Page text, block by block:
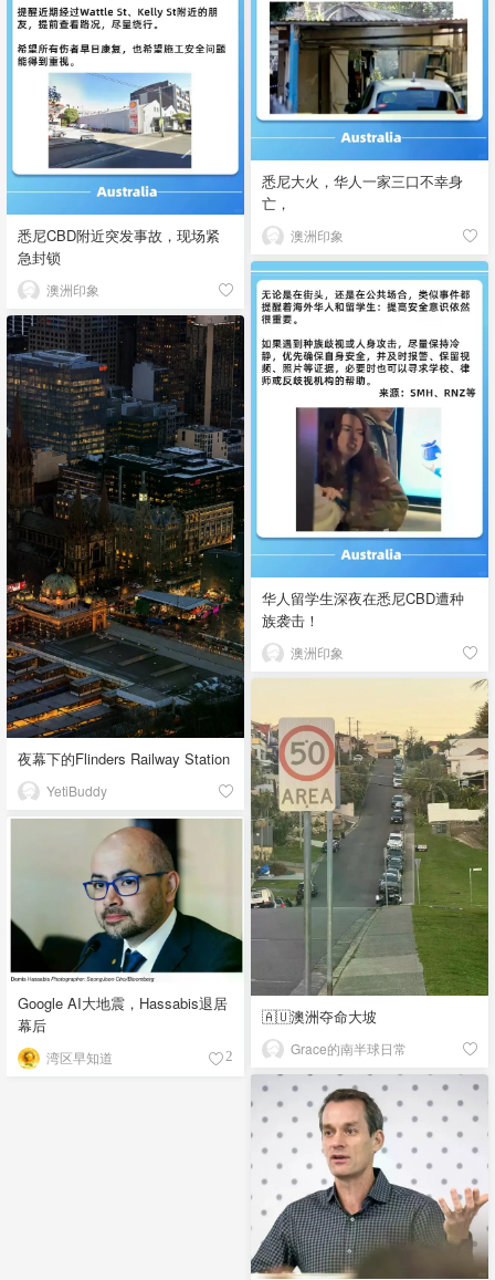
悉尼大火，华人一家三口不幸身
亡，
澳洲印象
悉尼CBD附近突发事故，现场紧
急封锁
澳洲印象
华人留学生深夜在悉尼CBD遭种
族袭击！
澳洲印象
夜幕下的Flinders Railway Station
YetiBuddy
🇦🇺澳洲夺命大坡
Grace的南半球日常
Google AI大地震，Hassabis退居
幕后
湾区早知道 2